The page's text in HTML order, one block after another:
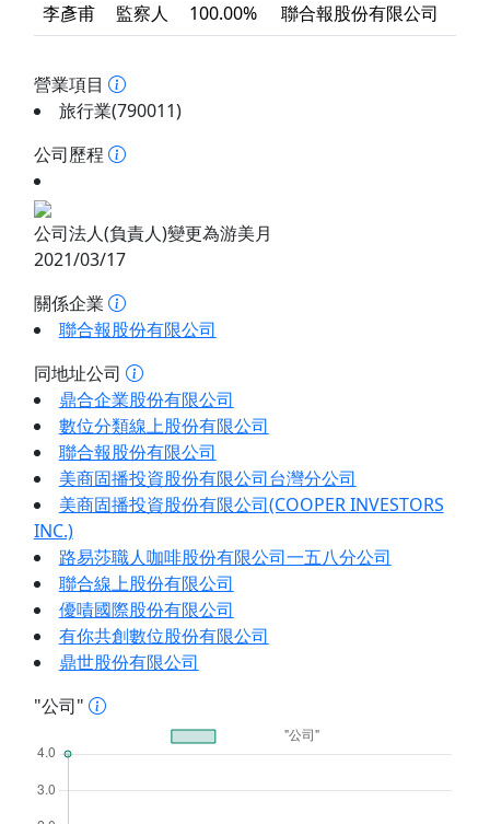
李彥甫
監察人 100.00% 聯合報股份有限公司
營業項目
旅行業(790011)
公司歷程
公司法人(負責人)變更為游美月
2021/03/17
關係企業
聯合報股份有限公司
同地址公司
鼎合企業股份有限公司
數位分類線上股份有限公司
聯合報股份有限公司
美商固播投資股份有限公司台灣分公司
美商固播投資股份有限公司(COOPER INVESTORS
INC.)
路易莎職人咖啡股份有限公司一五八分公司
聯合線上股份有限公司
優嘖國際股份有限公司
有你共創數位股份有限公司
鼎世股份有限公司
"公司"